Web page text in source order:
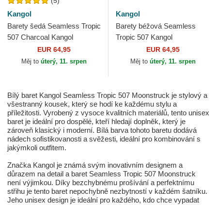
Kangol
Barety šedá Seamless Tropic
507 Charcoal Kangol
EUR 64,95
Měj to úterý, 11. srpen
Kangol
Barety béžová Seamless
Tropic 507 Kangol
EUR 64,95
Měj to úterý, 11. srpen
Bílý baret Kangol Seamless Tropic 507 Moonstruck je stylový a
všestranný kousek, který se hodí ke každému stylu a
příležitosti. Vyrobený z vysoce kvalitních materiálů, tento unisex
baret je ideální pro dospělé, kteří hledají doplněk, který je
zároveň klasický i moderní. Bílá barva tohoto baretu dodává
nádech sofistikovanosti a svěžesti, ideální pro kombinování s
jakýmkoli outfitem.
Značka Kangol je známá svým inovativním designem a
důrazem na detail a baret Seamless Tropic 507 Moonstruck
není výjimkou. Díky bezchybnému prošívání a perfektnímu
střihu je tento baret nepochybně nezbytností v každém šatníku.
Jeho unisex design je ideální pro každého, kdo chce vypadat